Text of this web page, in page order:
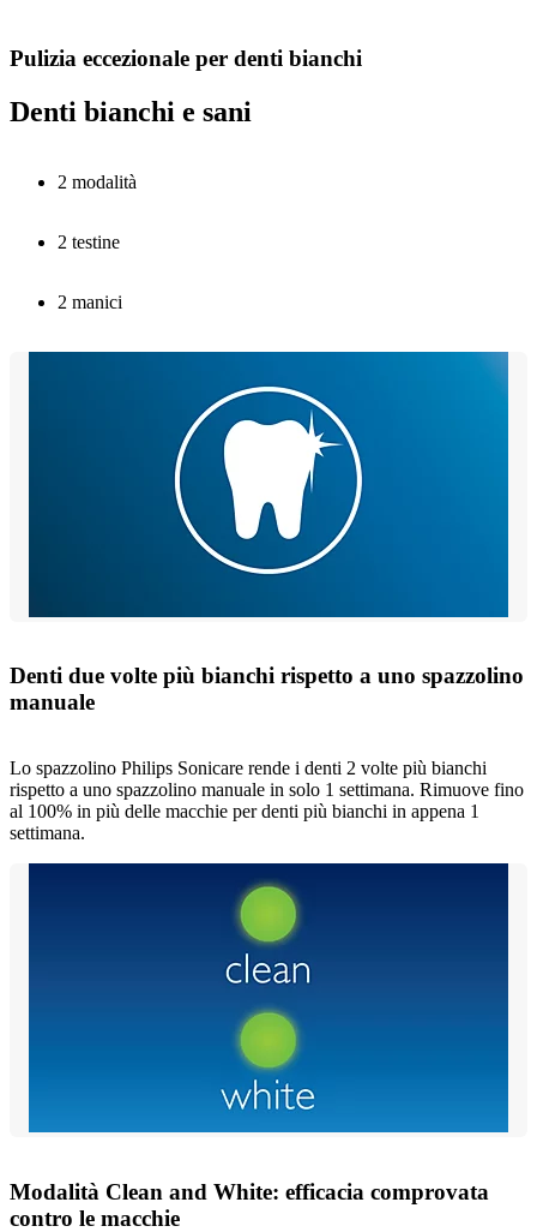
Pulizia eccezionale per denti bianchi
Denti bianchi e sani
2 modalità
2 testine
2 manici
Denti due volte più bianchi rispetto a uno spazzolino
manuale
Lo spazzolino Philips Sonicare rende i denti 2 volte più bianchi
rispetto a uno spazzolino manuale in solo 1 settimana. Rimuove fino
al 100% in più delle macchie per denti più bianchi in appena 1
settimana.
Modalità Clean and White: efficacia comprovata
contro le macchie